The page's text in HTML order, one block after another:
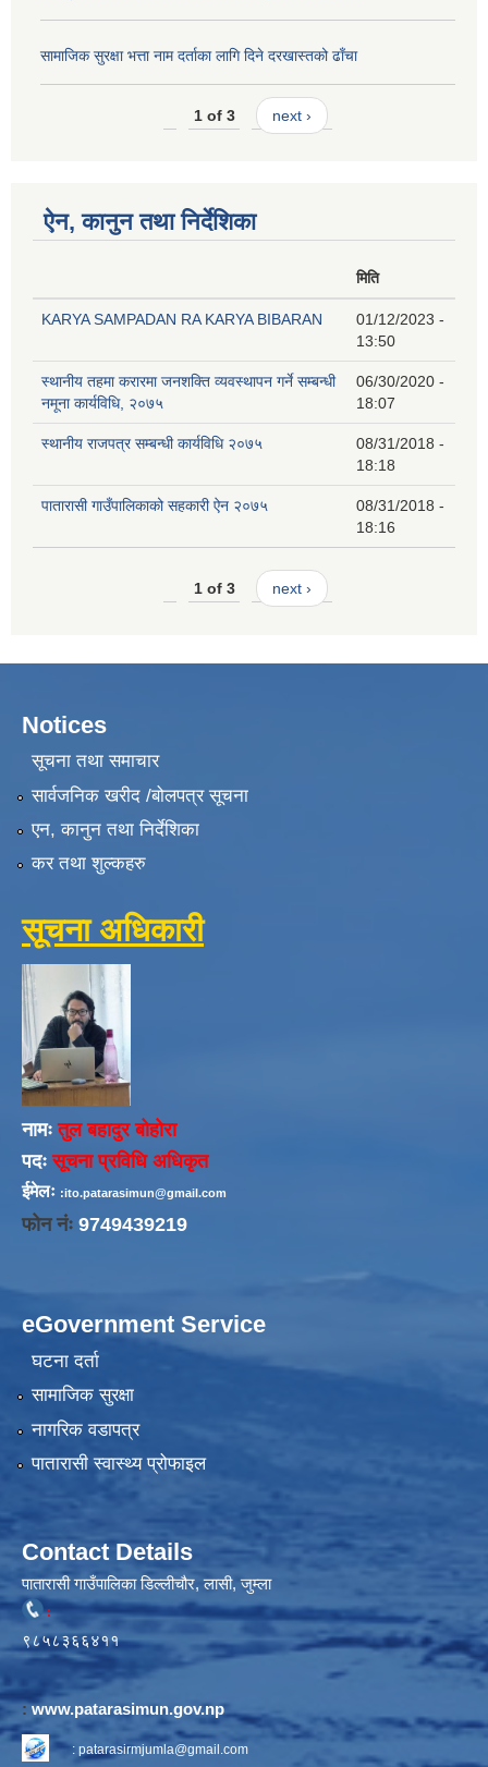
सामाजिक सुरक्षा भत्ता नाम दर्ताका लागि दिने दरखास्तको ढाँचा
1 of 3 next ›
ऐन, कानुन तथा निर्देशिका
मिति
KARYA SAMPADAN RA KARYA BIBARAN
01/12/2023 -
13:50
स्थानीय तहमा करारमा जनशक्ति व्यवस्थापन गर्ने सम्बन्धी
नमूना कार्यविधि, २०७५
06/30/2020 -
18:07
स्थानीय राजपत्र सम्बन्धी कार्यविधि २०७५
08/31/2018 -
18:18
पातारासी गाउँपालिकाको सहकारी ऐन २०७५
08/31/2018 -
18:16
1 of 3 next ›
Notices
सूचना तथा समाचार
सार्वजनिक खरीद /बोलपत्र सूचना
एन, कानुन तथा निर्देशिका
कर तथा शुल्कहरु
सूचना अधिकारी
नामःतुल बहादुर बोहोरा
पदःसूचना प्रविधि अधिकृत
ईमेलः :ito.patarasimun@gmail.com
फोन नंः 9749439219
eGovernment Service
घटना दर्ता
सामाजिक सुरक्षा
नागरिक वडापत्र
पातारासी स्वास्थ्य प्रोफाइल
Contact Details
पातारासी गाउँपालिका डिल्लीचौर, लासी, जुम्ला
:
९८५८३६६४११
:www.patarasimun.gov.np
: patarasirmjumla@gmail.com